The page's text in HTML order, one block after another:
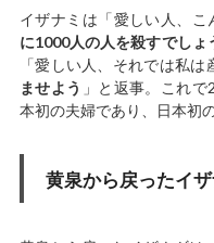
イザナミは「愛しい人、
に1000人の人を殺すでしょ
「愛しい人、それでは私は
ませよう 」と返事。これ
本初の夫婦であり、日本初
黄泉から戻ったイ